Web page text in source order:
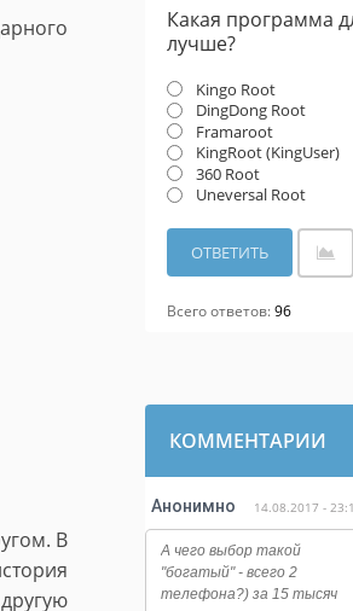
В
Какая программа
лучше?
Kingo Root
DingDong Root
Framaroot
KingRoot (KingUser)
360 Root
Uneversal Root
Всего ответов:96
КОММЕНТАРИИ
Анонимно 14.08.2017 -
А чего выбор такой
"богатый" - всего 2
телефона?) за 15 тысяч